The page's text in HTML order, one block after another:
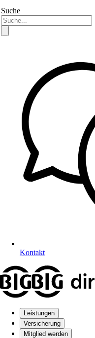
Suche
Kontakt
Leistungen
Versicherung
Mitglied werden